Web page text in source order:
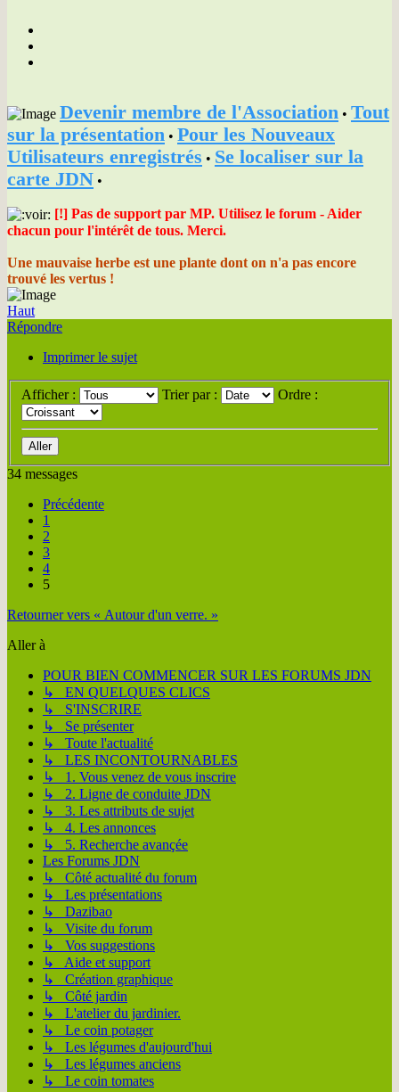
Devenir membre de l'Association • Tout
sur la présentation • Pour les Nouveaux
Utilisateurs enregistrés • Se localiser sur la
carte JDN •
[!] Pas de support par MP. Utilisez le forum - Aider
chacun pour l'intérêt de tous. Merci.
Une mauvaise herbe est une plante dont on n'a pas encore
trouvé les vertus !
Haut
Répondre
Imprimer le sujet
Afficher : Trier par : Ordre :
34 messages
Précédente
1
2
3
4
5
Retourner vers « Autour d'un verre. »
Aller à
POUR BIEN COMMENCER SUR LES FORUMS JDN
↳ EN QUELQUES CLICS
↳ S'INSCRIRE
↳ Se présenter
↳ Toute l'actualité
↳ LES INCONTOURNABLES
↳ 1. Vous venez de vous inscrire
↳ 2. Ligne de conduite JDN
↳ 3. Les attributs de sujet
↳ 4. Les annonces
↳ 5. Recherche avançée
Les Forums JDN
↳ Côté actualité du forum
↳ Les présentations
↳ Dazibao
↳ Visite du forum
↳ Vos suggestions
↳ Aide et support
↳ Création graphique
↳ Côté jardin
↳ L'atelier du jardinier.
↳ Le coin potager
↳ Les légumes d'aujourd'hui
↳ Les légumes anciens
↳ Le coin tomates